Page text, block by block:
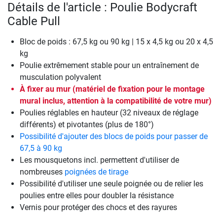
Détails de l'article : Poulie Bodycraft
Cable Pull
Bloc de poids : 67,5 kg ou 90 kg | 15 x 4,5 kg ou 20 x 4,5
kg
Poulie extrêmement stable pour un entraînement de
musculation polyvalent
À fixer au mur (matériel de fixation pour le montage
mural inclus, attention à la compatibilité de votre mur)
Poulies réglables en hauteur (32 niveaux de réglage
différents) et pivotantes (plus de 180°)
Possibilité d'ajouter des blocs de poids pour passer de
67,5 à 90 kg
Les mousquetons incl. permettent d'utiliser de
nombreuses poignées de tirage
Possibilité d'utiliser une seule poignée ou de relier les
poulies entre elles pour doubler la résistance
Vernis pour protéger des chocs et des rayures